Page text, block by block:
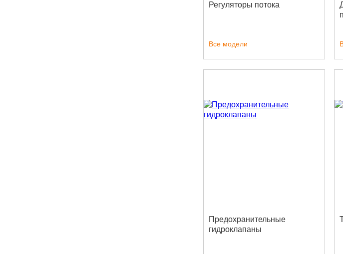
Регуляторы потока
Все модели
Предохранительные
гидроклапаны